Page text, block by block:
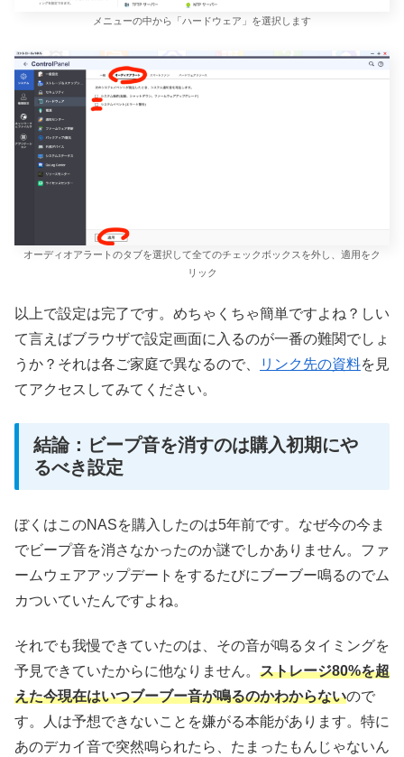
メニューの中から「ハードウェア」を選択します
オーディオアラートのタブを選択して全てのチェックボックスを外し、適用をク
リック
以上で設定は完了です。めちゃくちゃ簡単ですよね？しい
て言えばブラウザで設定画面に入るのが一番の難関でしょ
うか？それは各ご家庭で異なるので、
リンク先の資料を見
てアクセスしてみてください。
結論：ビープ音を消すのは購入初期にや
るべき設定
ぼくはこのNASを購入したのは5年前です。なぜ今の今ま
でビープ音を消さなかったのか謎でしかありません。ファ
ームウェアアップデートをするたびにブーブー鳴るのでム
カついていたんですよね。
それでも我慢できていたのは、その音が鳴るタイミングを
予見できていたからに他なりません。 ストレージ80%を超
えた今現在はいつブーブー音が鳴るのかわからないので
す。人は予想できないことを嫌がる本能があります。特に
あのデカイ音で突然鳴られたら、たまったもんじゃないん